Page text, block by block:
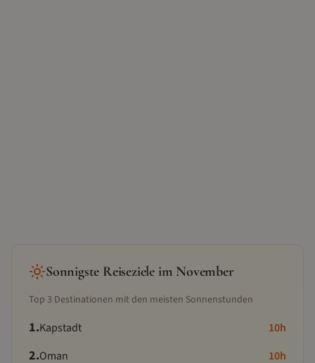
Sonnigste Reiseziele im November
Top 3 Destinationen mit den meisten Sonnenstunden
1.Kapstadt 10h
2.Oman 10h